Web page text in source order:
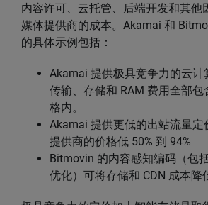
内容许可、云托管、后端开发和其他
媒体提供商的成本。Akamai 和
的具体示例包括：
Akamai 提供极具竞争力的云计
传输、存储和 RAM 费用全部
格内。
Akamai 提供更低的出站流量定
提供商的价格低 50% 到 94%
Bitmovin 的内容感知编码（包
优化）可将存储和 CDN 成本降